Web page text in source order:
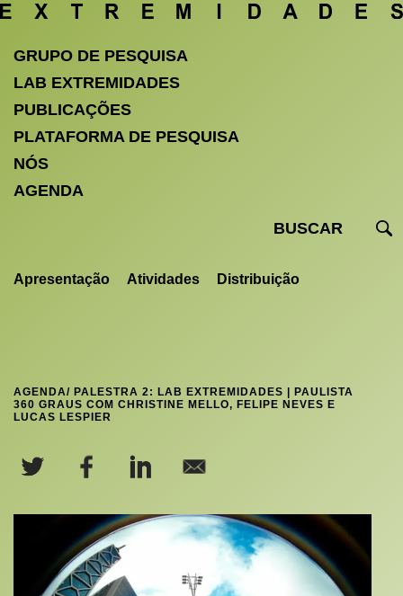
GRUPO DE PESQUISA
LAB EXTREMIDADES
PUBLICAÇÕES
PLATAFORMA DE PESQUISA
NÓS
AGENDA
Apresentação Atividades Distribuição
AGENDA/ PALESTRA 2: LAB EXTREMIDADES | PAULISTA
360 GRAUS COM CHRISTINE MELLO, FELIPE NEVES E
LUCAS LESPIER